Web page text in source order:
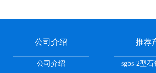
公司介绍
公司介绍
推荐
sgbs-2型